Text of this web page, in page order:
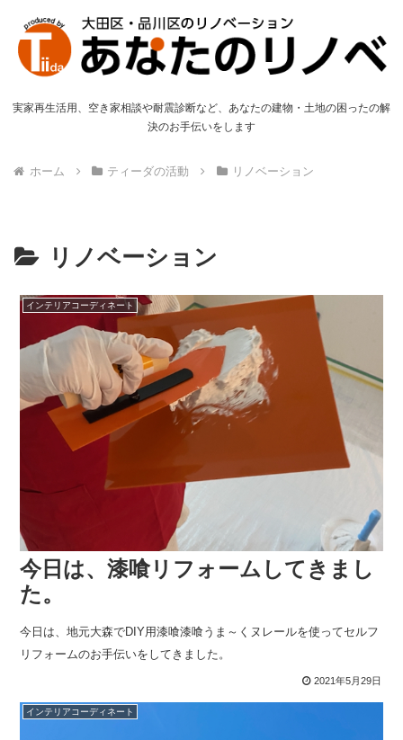
実家再生活用、空き家相談や耐震診断など、あなたの建物・土地の困ったの解
決のお手伝いをします
ホーム ティーダの活動 リノベーション
リノベーション
インテリアコーディネート
今日は、漆喰リフォームしてきまし
た。
今日は、地元大森でDIY用漆喰漆喰うま～くヌレールを使ってセルフ
リフォームのお手伝いをしてきました。
2021年5月29日
インテリアコーディネート